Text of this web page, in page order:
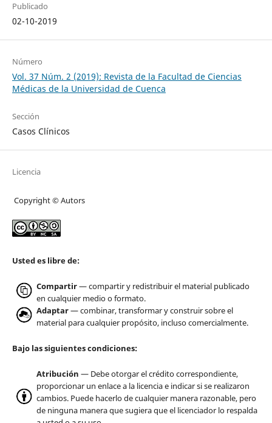
Publicado
02-10-2019
Número
Vol. 37 Núm. 2 (2019): Revista de la Facultad de Ciencias
Médicas de la Universidad de Cuenca
Sección
Casos Clínicos
Licencia
Copyright © Autors
Usted es libre de:
Compartir— compartir y redistribuir el material publicado
en cualquier medio o formato.
Adaptar— combinar, transformar y construir sobre el
material para cualquier propósito, incluso comercialmente.
Bajo las siguientes condiciones:
Atribución — Debe otorgar el crédito correspondiente,
proporcionar un enlace a la licencia e indicar si se realizaron
cambios. Puede hacerlo de cualquier manera razonable, pero
de ninguna manera que sugiera que el licenciador lo respalda